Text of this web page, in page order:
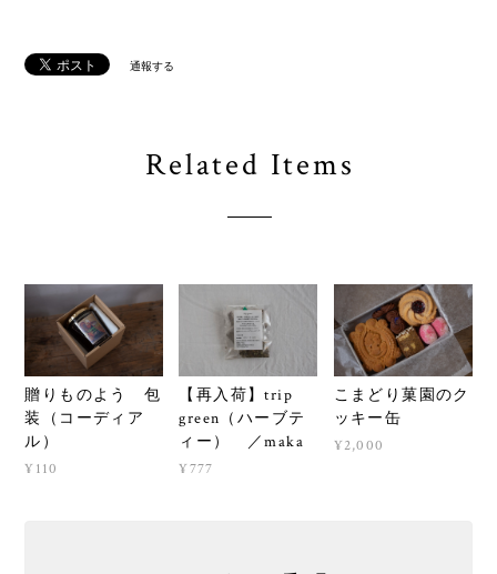
通報する
Related Items
贈りものよう 包
装（コーディア
ル）
¥110
【再入荷】trip
green（ハーブテ
ィー） ／maka
¥777
こまどり菓園のク
ッキー缶
¥2,000